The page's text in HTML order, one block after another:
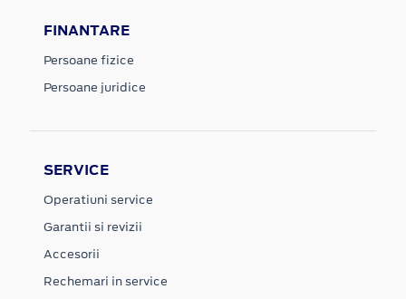
FINANTARE
Persoane fizice
Persoane juridice
SERVICE
Operatiuni service
Garantii si revizii
Accesorii
Rechemari in service